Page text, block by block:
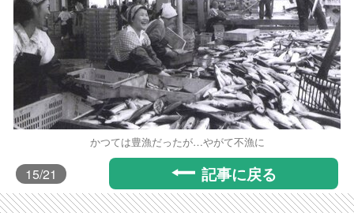
かつては豊漁だったが…やがて不漁に
15/21 記事に戻る